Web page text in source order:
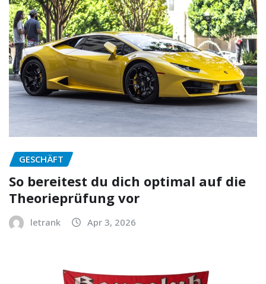
GESCHÄFT
So bereitest du dich optimal auf die
Theorieprüfung vor
letrank Apr 3, 2026